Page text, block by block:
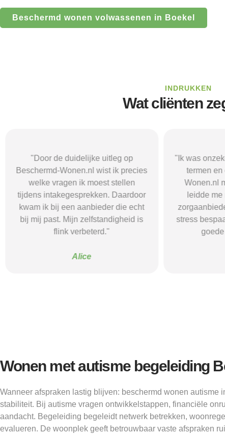
Beschermd wonen volwassenen in Boekel
INDRUKKEN
Wat cliënten
"Ik was onzeker en verdwaald in alle
termen en opties. Beschermd-
Wonen.nl maakte het helder en
leidde me naar een passende
zorgaanbieder. Het heeft me tijd en
stress bespaard en mijn herstel een
goede start gegeven."
Kevin
"Beschermd-
de juiste
Dankzij
waar ik rust
voel me
Wonen met autisme begeleiding
Wanneer afspraken lastig blijven: beschermd wonen autisme
stabiliteit. Bij autisme vragen ontwikkelstappen, financiële
aandacht. Begeleiding begeleidt netwerk betrekken,
evalueren. De woonplek geeft betrouwbaar vaste afspraken